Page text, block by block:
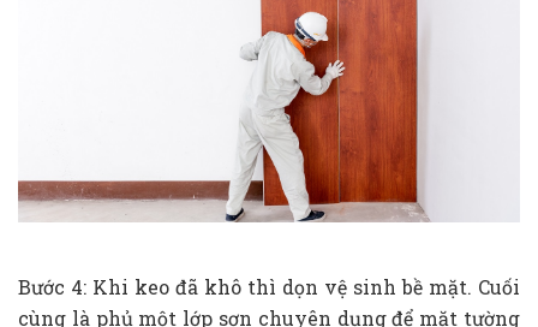
Bước 4: Khi keo đã khô thì dọn vệ sinh bề mặt. Cuối
cùng là phủ một lớp sơn chuyên dụng để mặt tường